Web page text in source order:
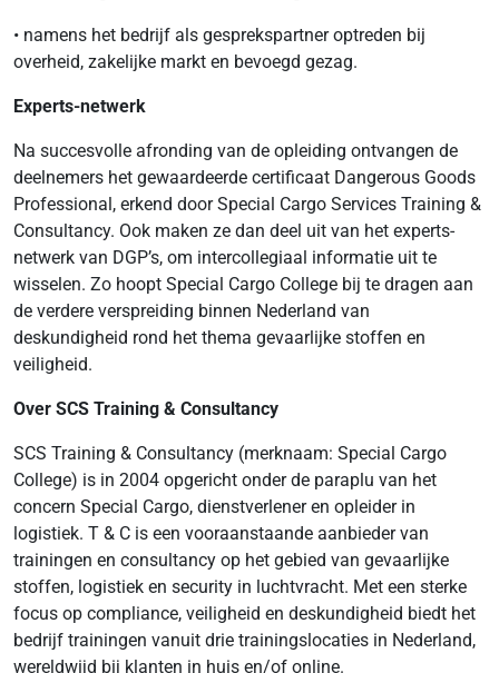
• namens het bedrijf als gesprekspartner optreden bij
overheid, zakelijke markt en bevoegd gezag.
Experts-netwerk
Na succesvolle afronding van de opleiding ontvangen de
deelnemers het gewaardeerde certificaat Dangerous Goods
Professional, erkend door Special Cargo Services Training &
Consultancy. Ook maken ze dan deel uit van het experts-
netwerk van DGP’s, om intercollegiaal informatie uit te
wisselen. Zo hoopt Special Cargo College bij te dragen aan
de verdere verspreiding binnen Nederland van
deskundigheid rond het thema gevaarlijke stoffen en
veiligheid.
Over SCS Training & Consultancy
SCS Training & Consultancy (merknaam: Special Cargo
College) is in 2004 opgericht onder de paraplu van het
concern Special Cargo, dienstverlener en opleider in
logistiek. T & C is een vooraanstaande aanbieder van
trainingen en consultancy op het gebied van gevaarlijke
stoffen, logistiek en security in luchtvracht. Met een sterke
focus op compliance, veiligheid en deskundigheid biedt het
bedrijf trainingen vanuit drie trainingslocaties in Nederland,
wereldwijd bij klanten in huis en/of online.